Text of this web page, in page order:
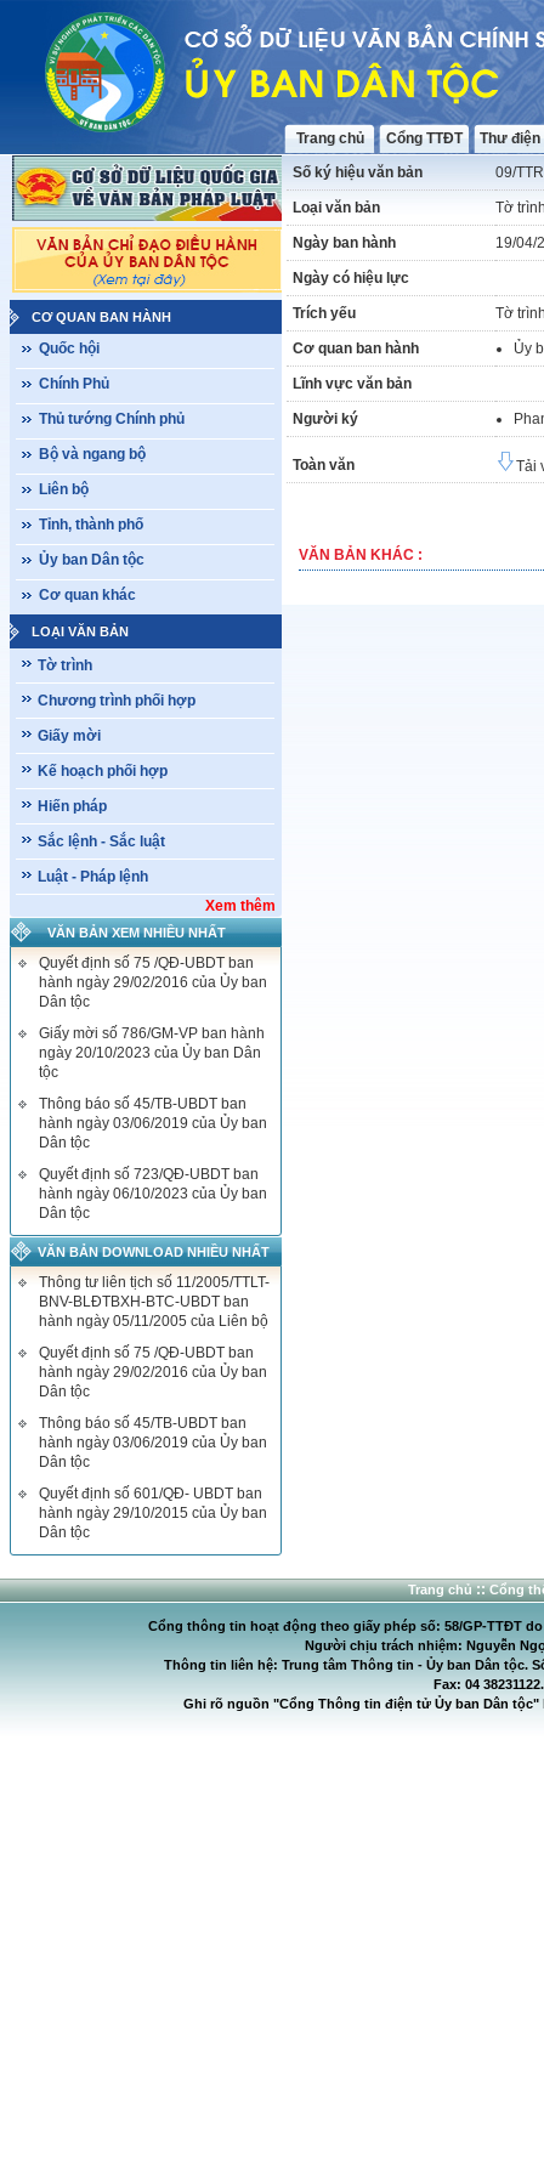
Trang chủ Cổng TTĐT Thư
CƠ QUAN BAN HÀNH
Quốc hội
Chính Phủ
Thủ tướng Chính phủ
Bộ và ngang bộ
Liên bộ
Tỉnh, thành phố
Ủy ban Dân tộc
Cơ quan khác
LOẠI VĂN BẢN
Tờ trình
Chương trình phối hợp
Giấy mời
Kế hoạch phối hợp
Hiến pháp
Sắc lệnh - Sắc luật
Luật - Pháp lệnh
Xem thêm
VĂN BẢN XEM NHIỀU NHẤT
Quyết định số 75 /QĐ-UBDT ban
hành ngày 29/02/2016 của Ủy ban
Dân tộc
Giấy mời số 786/GM-VP ban hành
ngày 20/10/2023 của Ủy ban Dân
tộc
Thông báo số 45/TB-UBDT ban
hành ngày 03/06/2019 của Ủy ban
Dân tộc
Quyết định số 723/QĐ-UBDT ban
hành ngày 06/10/2023 của Ủy ban
Dân tộc
VĂN BẢN DOWNLOAD NHIỀU NHẤT
Thông tư liên tịch số 11/2005/TTLT-
BNV-BLĐTBXH-BTC-UBDT ban
hành ngày 05/11/2005 của Liên bộ
Quyết định số 75 /QĐ-UBDT ban
hành ngày 29/02/2016 của Ủy ban
Dân tộc
Thông báo số 45/TB-UBDT ban
hành ngày 03/06/2019 của Ủy ban
Dân tộc
Quyết định số 601/QĐ- UBDT ban
hành ngày 29/10/2015 của Ủy ban
Dân tộc
Số ký hiệu văn bản 09/
Loại văn bản Tờ
Ngày ban hành 19/04/
Ngày có hiệu lực
Trích yếu Tờ
Cơ quan ban hành Ủy
Lĩnh vực văn bản
Người ký
Toàn văn Tải
VĂN BẢN KHÁC :
Trang chủ:: Cổng
Cổng thông tin hoạt động theo giấy phép số: 58/GP-TTĐT
Người chịu trách nhiệm: Nguyễn
Thông tin liên hệ: Trung tâm Thông tin - Ủy ban Dân tộc.
Fax: 04
Ghi rõ nguồn "Cổng Thông tin điện tử Ủy ban Dân